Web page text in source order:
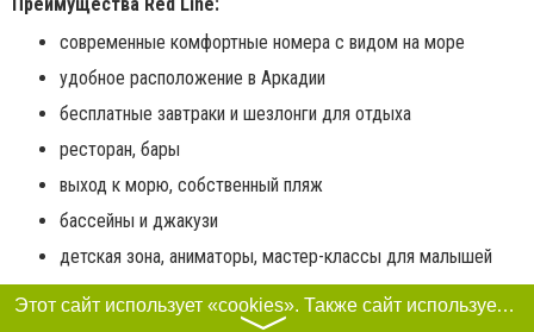
современные комфортные номера с видом на море
удобное расположение в Аркадии
бесплатные завтраки и шезлонги для отдыха
ресторан, бары
выход к морю, собственный пляж
бассейны и джакузи
детская зона, аниматоры, мастер-классы для малышей
вечеринки и шоу-программы, cover bands
укрытие на территория комплекса
Этот сайт использует «cookies». Также сайт использует интернет-сервис для сбора технических данных касательно посетителей с целью получения маркетинговой и статистической информации. Условия обработки данных посетителей сайта см.
〉